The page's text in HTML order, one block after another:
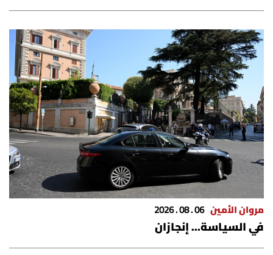
من نحن
للتواصل معنا
شروط الاستخدام
شروط الإشتراك
Digital solutions by
مروان الأمين 06 . 08 . 2026
في السياسة... إنجازان